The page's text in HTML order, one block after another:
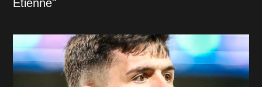
Étienne"